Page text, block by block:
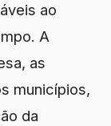
ao
A
as
municípios,
da